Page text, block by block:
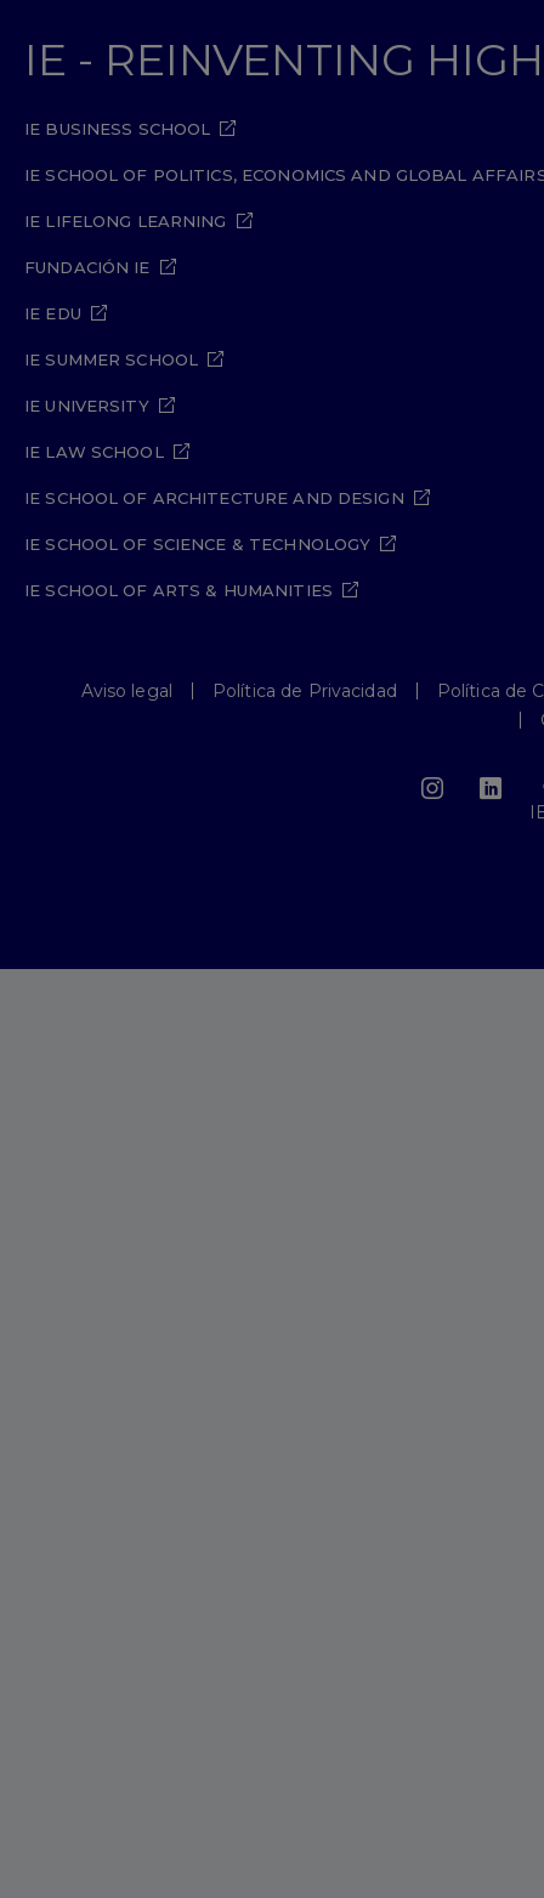
IE - REINVENTING
IE BUSINESS SCHOOL
IE SCHOOL OF POLITICS, ECONOMICS AND GLOBAL
IE LIFELONG LEARNING
FUNDACIÓN IE
IE EDU
IE SUMMER SCHOOL
IE UNIVERSITY
IE LAW SCHOOL
IE SCHOOL OF ARCHITECTURE AND DESIGN
IE SCHOOL OF SCIENCE & TECHNOLOGY
IE SCHOOL OF ARTS & HUMANITIES
Aviso legal Política de Privacidad
Política de